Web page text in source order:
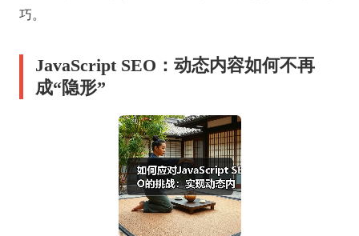
巧。
JavaScript SEO：动态内容如何不再
成“隐形”